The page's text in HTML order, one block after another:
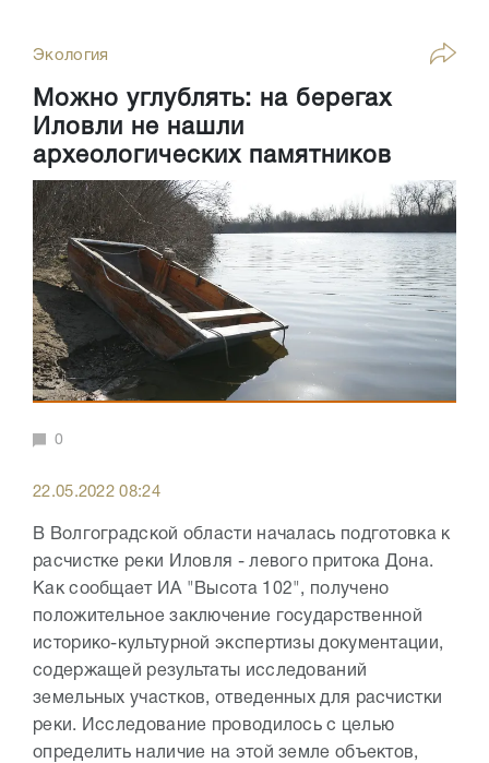
Экология
Можно углублять: на берегах
Иловли не нашли
археологических памятников
0
22.05.2022 08:24
В Волгоградской области началась подготовка к
расчистке реки Иловля - левого притока Дона.
Как сообщает ИА "Высота 102", получено
положительное заключение государственной
историко-культурной экспертизы документации,
содержащей результаты исследований
земельных участков, отведенных для расчистки
реки. Исследование проводилось с целью
определить наличие на этой земле объектов,